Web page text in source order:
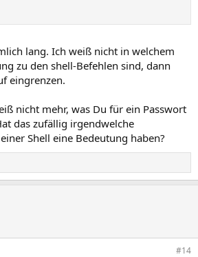
lang. Ich weiß nicht in welchem
zu den shell-Befehlen sind, dann
eingrenzen.
nicht mehr, was Du für ein Passwort
das zufällig irgendwelche
Shell eine Bedeutung haben?
#14